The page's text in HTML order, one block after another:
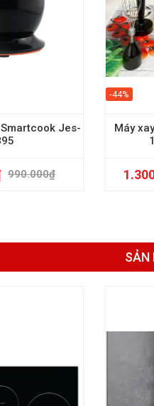
Jes-
990.000₫
-44%
Máy
SẢN